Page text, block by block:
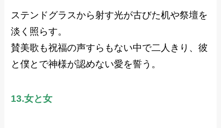
ステンドグラスから射す光が古びた机や祭壇を
淡く照らす。
賛美歌も祝福の声すらもない中で二人きり、彼
と僕とで神様が認めない愛を誓う。
13.女と女